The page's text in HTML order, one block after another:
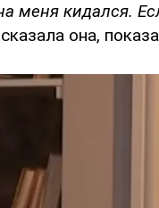
меня кидался.
она,